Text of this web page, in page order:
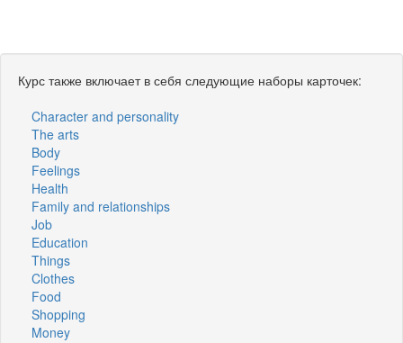
Курс также включает в себя следующие наборы карточек:
Character and personality
The arts
Body
Feelings
Health
Family and relationships
Job
Education
Things
Clothes
Food
Shopping
Money